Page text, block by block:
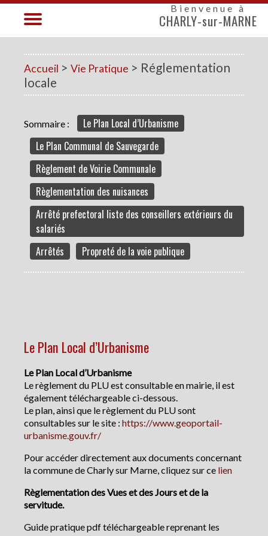
Bienvenue à
CHARLY-sur-MARNE
Accueil > Vie Pratique > Réglementation
locale
Sommaire :
Le Plan Local d’Urbanisme
Le Plan Communal de Sauvegarde
Règlement de Voirie Communale
Règlementation des nuisances
Arrêté prefectoral liste des conseillers extérieurs du
salariés
Arrêtés
Propreté de la voie publique
Le Plan Local d’Urbanisme
Le Plan Local d’Urbanisme
Le règlement du PLU est consultable en mairie, il est
également téléchargeable ci-dessous.
Le plan, ainsi que le règlement du PLU sont
consultables sur le site : https://www.geoportail-
urbanisme.gouv.fr/
Pour accéder directement aux documents concernant
la commune de Charly sur Marne, cliquez sur ce lien
Règlementation des Vues et des Jours et de la
servitude.
Guide pratique pdf téléchargeable reprenant les